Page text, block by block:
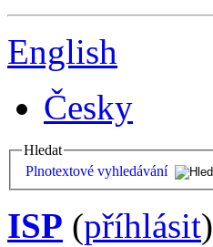
English
Česky
Hledat
Plnotextové vyhledávání
ISP (příhlásit)